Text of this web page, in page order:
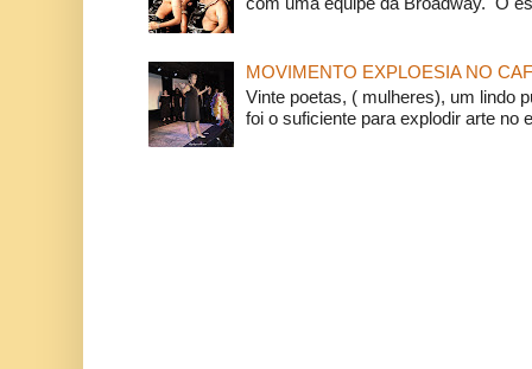
MOVIMENTO EXPLOESIA NO
Vinte poetas, ( mulheres), um lindo
foi o suficiente para explodir arte no